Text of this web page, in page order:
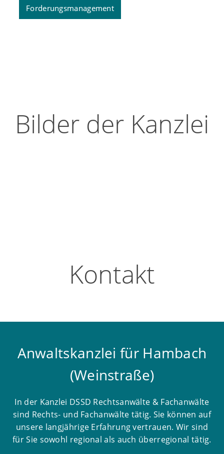
Forderungsmanagement
Bilder der Kanzlei
Kontakt
Anwaltskanzlei für Hambach
(Weinstraße)
In der Kanzlei DSSD Rechtsanwälte & Fachanwälte
sind Rechts- und Fachanwälte tätig. Sie können auf
unsere langjährige Erfahrung vertrauen. Wir sind
für Sie sowohl regional als auch überregional tätig.